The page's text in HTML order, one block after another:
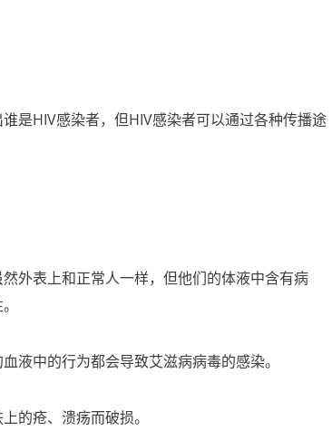
是HIV感染者，但HIV感染者可以通过各种传播途
外表上和正常人一样，但他们的体液中含有病
液中的行为都会导致艾滋病病毒的感染。
的疮、溃疡而破损。